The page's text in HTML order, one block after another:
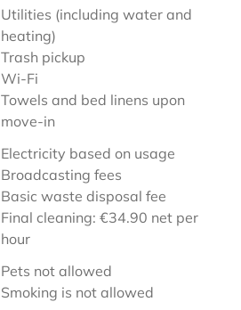
Utilities (including water and
heating)
Trash pickup
Wi-Fi
Towels and bed linens upon
move-in
Electricity based on usage
Broadcasting fees
Basic waste disposal fee
Final cleaning: €34.90 net per
hour
Pets not allowed
Smoking is not allowed